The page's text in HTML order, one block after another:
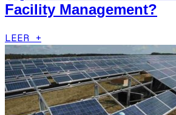
Facility Management?
LEER +